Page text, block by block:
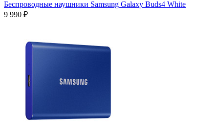
Беспроводные наушники Samsung Galaxy Buds4 White
9 990 ₽